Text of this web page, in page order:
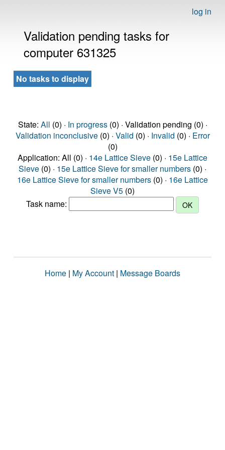
log in
Validation pending tasks for
computer 631325
No tasks to display
State: All (0) · In progress(0) · Validation pending (0) ·
Validation inconclusive(0) · Valid (0) · Invalid (0) · Error
(0)
Application: All (0) · 14e Lattice Sieve (0) · 15e Lattice
Sieve (0) · 15e Lattice Sieve for smaller numbers (0) ·
16e Lattice Sieve for smaller numbers (0) · 16e Lattice
Sieve V5 (0)
Task name:
Home | My Account | Message Boards